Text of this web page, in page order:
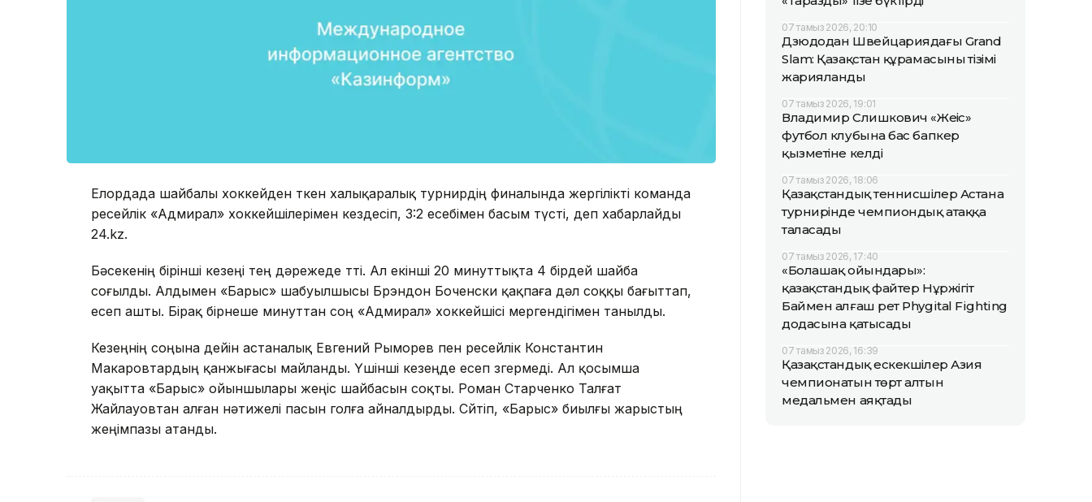
Елордада шайбалы хоккейден өткен халықаралық турнирдің финалында жергілікті команда
ресейлік «Адмирал» хоккейшілерімен кездесіп, 3:2 есебімен басым түсті, деп хабарлайды
24.kz.
Бәсекенің бірінші кезеңі тең дәрежеде өтті. Ал екінші 20 минуттықта 4 бірдей шайба
соғылды. Алдымен «Барыс» шабуылшысы Брэндон Боченски қақпаға дәл соққы бағыттап,
есеп ашты. Бірақ бірнеше минуттан соң «Адмирал» хоккейшісі мергендігімен танылды.
Кезеңнің соңына дейін астаналық Евгений Рыморев пен ресейлік Константин
Макаровтардың қанжығасы майланды. Үшінші кезеңде есеп өзгермеді. Ал қосымша
уақытта «Барыс» ойыншылары жеңіс шайбасын соқты. Роман Старченко Талғат
Жайлауовтан алған нәтижелі пасын голға айналдырды. Сөйтіп, «Барыс» биылғы жарыстың
жеңімпазы атанды.
07 тамыз 2026, 20:10
Дзюдодан Швейцариядағы Grand
Slam: Қазақстан құрамасының тізімі
жарияланды
07 тамыз 2026, 19:01
Владимир Слишкович «Жеңіс»
футбол клубына бас бапкер
қызметіне келді
07 тамыз 2026, 18:06
Қазақстандық теннисшілер Астана
турнирінде чемпиондық атаққа
таласады
07 тамыз 2026, 17:40
«Болашақ ойындары»:
қазақстандық файтер Нұржігіт
Баймен алғаш рет Phygital Fighting
додасына қатысады
07 тамыз 2026, 16:39
Қазақстандық ескекшілер Азия
чемпионатын төрт алтын
медальмен аяқтады